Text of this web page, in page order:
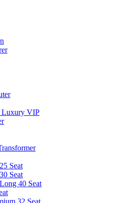
Luxury VIP
Seat
Seat
40 Seat